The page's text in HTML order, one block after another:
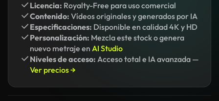
Licencia: Royalty-Free para uso comercial
Contenido: Vídeos originales y generados por IA
Especificaciones: Disponible en calidad 4K y HD
Personalización: Mezcla este stock o genera
nuevo metraje en AI Studio
Niveles de acceso: Acceso total e IA avanzada —
Ver precios →